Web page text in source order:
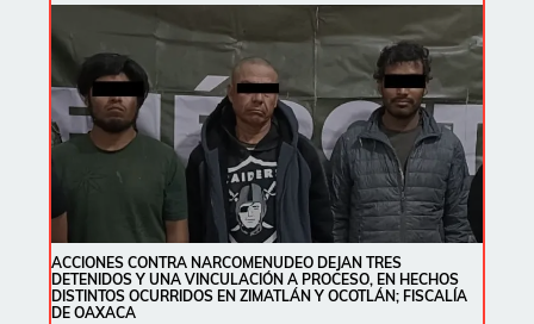
ACCIONES CONTRA NARCOMENUDEO DEJAN TRES
DETENIDOS Y UNA VINCULACIÓN A PROCESO, EN HECHOS
DISTINTOS OCURRIDOS EN ZIMATLÁN Y OCOTLÁN; FISCALÍA
DE OAXACA